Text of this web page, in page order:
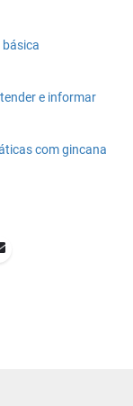
e informar
com gincana